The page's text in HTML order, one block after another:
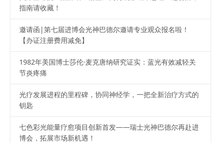
指南请收藏！
邀请函|第七届进博会光神巴德尔邀请专业观众报名啦！
【办证注册费用减免】
1982年美国博士莎伦·麦克唐纳研究证实：蓝光有效减轻关
节炎疼痛
光疗发展进程的里程碑，协同神经学，一把全新治疗方式的
钥匙
七色彩光能量疗愈项目创新首发——瑞士光神巴德尔再赴进
博会，拓展市场新机遇！